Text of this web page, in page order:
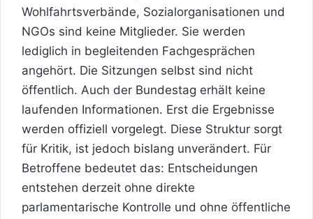
Wohlfahrtsverbände, Sozialorganisationen und
NGOs sind keine Mitglieder. Sie werden
lediglich in begleitenden Fachgesprächen
angehört. Die Sitzungen selbst sind nicht
öffentlich. Auch der Bundestag erhält keine
laufenden Informationen. Erst die Ergebnisse
werden offiziell vorgelegt. Diese Struktur sorgt
für Kritik, ist jedoch bislang unverändert. Für
Betroffene bedeutet das: Entscheidungen
entstehen derzeit ohne direkte
parlamentarische Kontrolle und ohne öffentliche